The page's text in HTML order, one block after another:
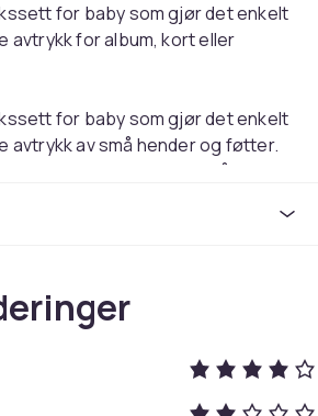
for baby som gjør det enkelt
avtrykk for album, kort eller
for baby som gjør det enkelt
avtrykk av små hender og føtter.
er utformet for å gi
Resultatet blir et rent og
til å lage kort, minnetavler eller
hjemmet. Sett passer også for
kjæledyr som katter, hunder eller
designen gjør produktet